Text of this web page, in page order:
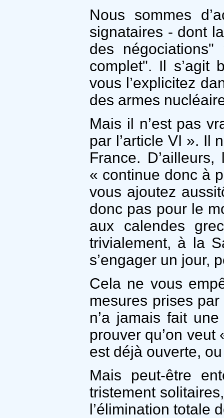
Nous sommes
signataires - dont
des
complet". Il s’agit
vous l’explicitez
des armes
Mais il n’est pas
par l’article VI ». Il
France.
« continue donc à
vous ajoutez
donc pas pour le
aux calendes
trivialement, à la
s’engager un jour,
Cela ne vous
mesures prises
n’a jamais fait
prouver qu’on veut
est déjà ouverte,
Mais peut-être
tristement
l’élimination totale